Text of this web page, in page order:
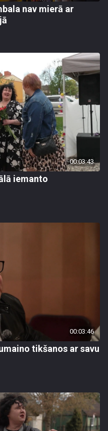
nav mierā ar
00:03:43
iemanto
00:03:46
tikšanos ar savu